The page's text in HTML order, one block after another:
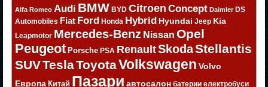
Alfa Romeo Audi BMW BYD Citroen Concept Daimler DS
Automobiles Fiat Ford Honda Hybrid Hyundai Jeep Kia
Leapmotor Mercedes-Benz Nissan Opel
Peugeot Porsche PSA RenaultSkodaStellantis
SUVTeslaToyotaVolkswagen Volvo
Европа Китай Пазари автосалон батерии електробуси